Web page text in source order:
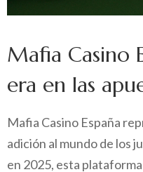
Mafia Casino
era en las
Mafia Casino España
adición al mundo de los
en 2025, esta